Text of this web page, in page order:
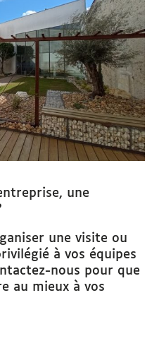
une
une visite ou
à vos équipes
nous pour que
au mieux à vos